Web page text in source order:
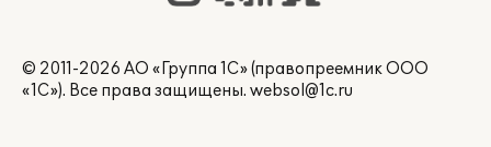
© 2011-2026 АО «Группа 1С» (правопреемник ООО
«1С»). Все права защищены. websol@1c.ru